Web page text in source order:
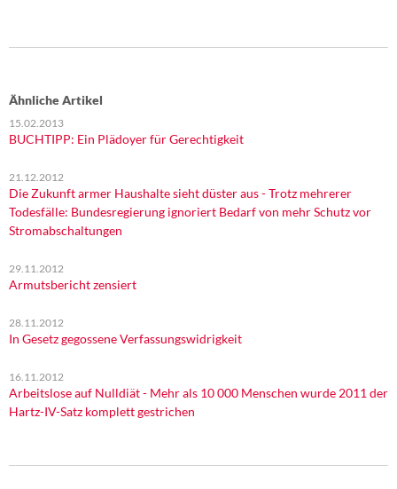
Ähnliche Artikel
15.02.2013
BUCHTIPP: Ein Plädoyer für Gerechtigkeit
21.12.2012
Die Zukunft armer Haushalte sieht düster aus - Trotz mehrerer
Todesfälle: Bundesregierung ignoriert Bedarf von mehr Schutz vor
Stromabschaltungen
29.11.2012
Armutsbericht zensiert
28.11.2012
In Gesetz gegossene Verfassungswidrigkeit
16.11.2012
Arbeitslose auf Nulldiät - Mehr als 10 000 Menschen wurde 2011 der
Hartz-IV-Satz komplett gestrichen